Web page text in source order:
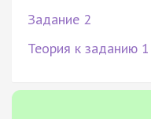
Задание 2
Теория к заданию 1